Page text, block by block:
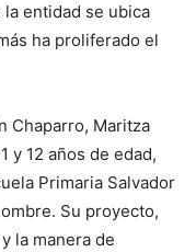
entidad se ubica
ha proliferado el
Chaparro, Maritza
y 12 años de edad,
Primaria Salvador
Su proyecto,
la manera de